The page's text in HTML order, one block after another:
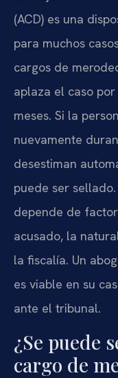
(ACD) es una
para muchos
cargos de
aplaza el caso
meses. Si la
nuevamente
desestiman
puede ser
depende de
acusado, la
la fiscalía. Un
es viable en su
ante el tribunal.
¿Se puede
cargo de